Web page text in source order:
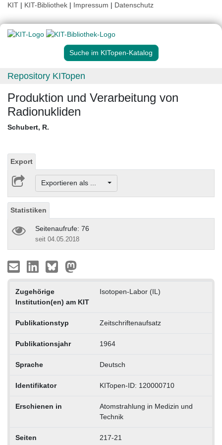
KIT | KIT-Bibliothek | Impressum | Datenschutz
Suche im KITopen-Katalog
Repository KITopen
Produktion und Verarbeitung von
Radionukliden
Schubert, R.
Export
Exportieren als ...
Statistiken
Seitenaufrufe: 76
seit 04.05.2018
Zugehörige
Institution(en) am KIT
Isotopen-Labor (IL)
Publikationstyp Zeitschriftenaufsatz
Publikationsjahr 1964
Sprache Deutsch
Identifikator KITopen-ID: 120000710
Erschienen in
Atomstrahlung in Medizin und
Technik
Seiten 217-21